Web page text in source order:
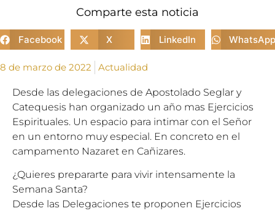
Comparte esta noticia
Facebook X LinkedIn WhatsApp
8 de marzo de 2022 Actualidad
Desde las delegaciones de Apostolado Seglar y
Catequesis han organizado un año mas Ejercicios
Espirituales. Un espacio para intimar con el Señor
en un entorno muy especial. En concreto en el
campamento Nazaret en Cañizares.
¿Quieres prepararte para vivir intensamente la
Semana Santa?
Desde las Delegaciones te proponen Ejercicios